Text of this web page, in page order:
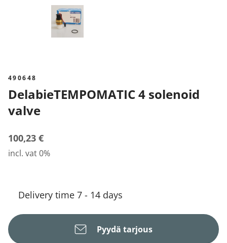
490648
DelabieTEMPOMATIC 4 solenoid
valve
100,23 €
incl. vat 0%
Delivery time 7 - 14 days
Pyydä tarjous